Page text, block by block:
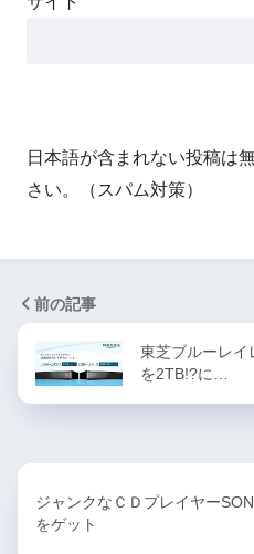
日本語が含まれない投稿は
さい。（スパム対策）
前の記事
東芝ブルーレイ
を2TB!?に…
ジャンクなＣＤプレイヤー
をゲット